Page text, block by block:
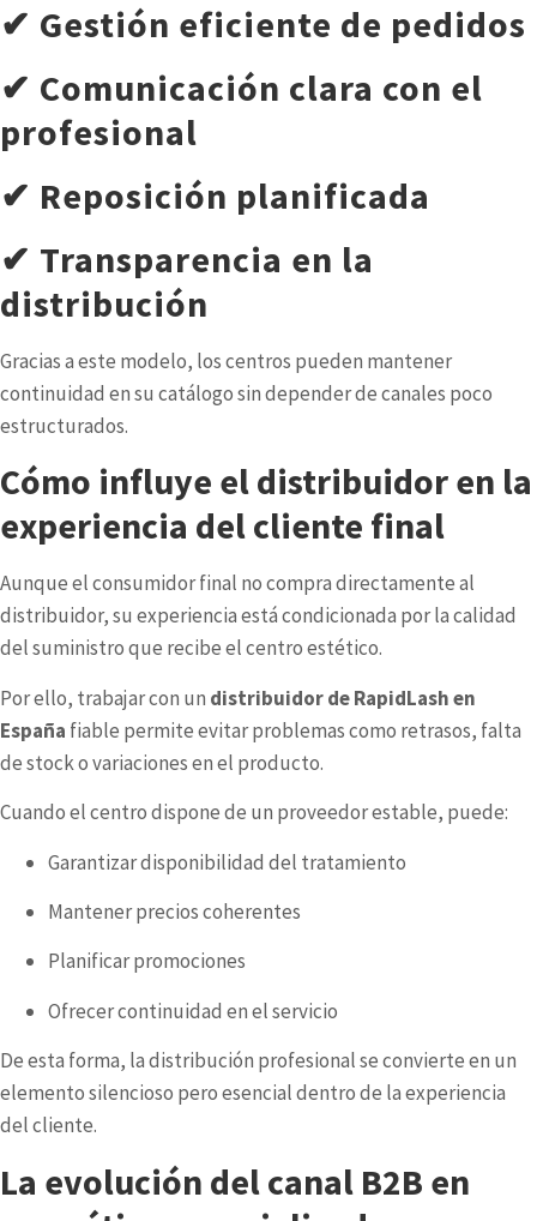
✔ Gestión eficiente de pedidos
✔ Comunicación clara con el
profesional
✔ Reposición planificada
✔ Transparencia en la
distribución
Gracias a este modelo, los centros pueden mantener
continuidad en su catálogo sin depender de canales poco
estructurados.
Cómo influye el distribuidor en la
experiencia del cliente final
Aunque el consumidor final no compra directamente al
distribuidor, su experiencia está condicionada por la calidad
del suministro que recibe el centro estético.
Por ello, trabajar con un distribuidor de RapidLash en
España fiable permite evitar problemas como retrasos, falta
de stock o variaciones en el producto.
Cuando el centro dispone de un proveedor estable, puede:
Garantizar disponibilidad del tratamiento
Mantener precios coherentes
Planificar promociones
Ofrecer continuidad en el servicio
De esta forma, la distribución profesional se convierte en un
elemento silencioso pero esencial dentro de la experiencia
del cliente.
La evolución del canal B2B en